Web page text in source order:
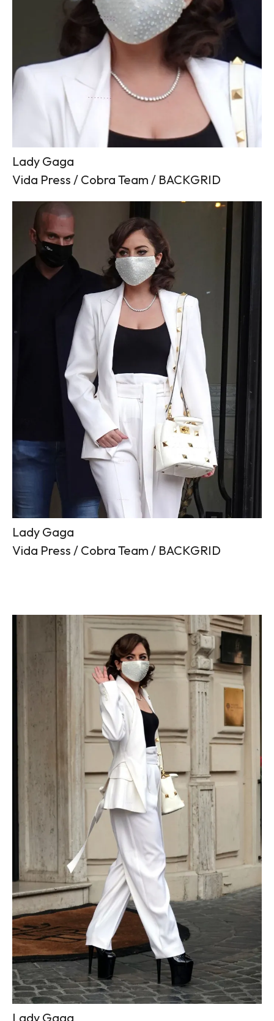
Lady Gaga
Vida Press / Cobra Team / BACKGRID
Lady Gaga
Vida Press / Cobra Team / BACKGRID
Lady Gaga